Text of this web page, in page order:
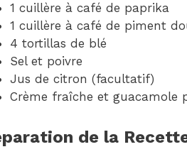
1 cuillère à café de paprika
1 cuillère à café de piment
4 tortillas de blé
Sel et poivre
Jus de citron (facultatif)
Crème fraîche et guacamole
de la